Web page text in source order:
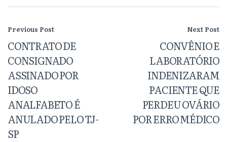
Previous Post
CONTRATO DE
CONSIGNADO
ASSINADO POR
IDOSO
ANALFABETO É
ANULADO PELO TJ-
SP
Next Post
CONVÊNIO E
LABORATÓRIO
INDENIZARAM
PACIENTE QUE
PERDEU OVÁRIO
POR ERRO MÉDICO